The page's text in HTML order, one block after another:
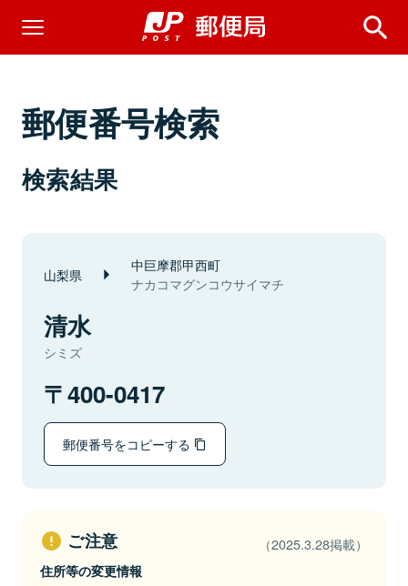
郵便番号検索
検索結果
山梨県 中巨摩郡甲西町
ナカコマグンコウサイマチ
清水
シミズ
400-0417
郵便番号をコピーする
ご注意 （2025.3.28掲載）
住所等の変更情報